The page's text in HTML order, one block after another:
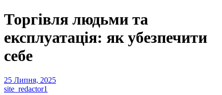
Торгівля людьми та
експлуатація: як убезпечити
себе
25 Липня, 2025
site_redactor1